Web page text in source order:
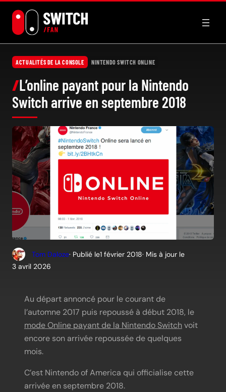
contenu
ACTUALITÉS DE LA CONSOLE NINTENDO SWITCH ONLINE
L’online payant pour la Nintendo
Switch arrive en septembre 2018
Tom Daloze· Publié le1 février 2018· Mis à jour le
3 avril 2026
Au départ annoncé pour le courant de
l’automne 2017 puis repoussé à début 2018, le
mode Online payant de la Nintendo Switchvoit
encore son arrivée repoussée de quelques
mois.
C’est Nintendo of America qui officialise cette
arrivée en septembre 2018.